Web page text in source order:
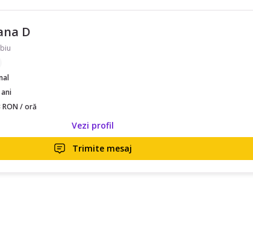
D
RON / oră
Vezi profil
Trimite mesaj